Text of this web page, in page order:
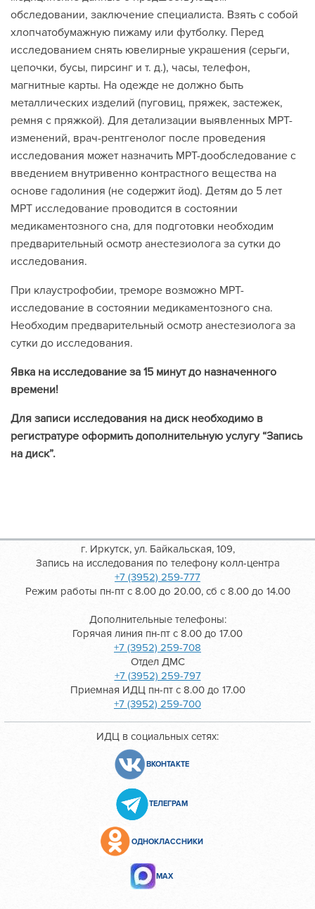
обследовании, заключение специалиста. Взять с собой
хлопчатобумажную пижаму или футболку. Перед
исследованием снять ювелирные украшения (серьги,
цепочки, бусы, пирсинг и т. д.), часы, телефон,
магнитные карты. На одежде не должно быть
металлических изделий (пуговиц, пряжек, застежек,
ремня с пряжкой). Для детализации выявленных МРТ-
изменений, врач-рентгенолог после проведения
исследования может назначить МРТ-дообследование с
введением внутривенно контрастного вещества на
основе гадолиния (не содержит йод). Детям до 5 лет
МРТ исследование проводится в состоянии
медикаментозного сна, для подготовки необходим
предварительный осмотр анестезиолога за сутки до
исследования.
При клаустрофобии, треморе возможно МРТ-
исследование в состоянии медикаментозного сна.
Необходим предварительный осмотр анестезиолога за
сутки до исследования.
Явка на исследование за 15 минут до назначенного
времени!
Для записи исследования на диск необходимо в
регистратуре оформить дополнительную услугу “Запись
на диск”.
г. Иркутск, ул. Байкальская, 109,
Запись на исследования по телефону колл-центра
+7 (3952) 259-777
Режим работы пн-пт с 8.00 до 20.00, сб с 8.00 до 14.00
Дополнительные телефоны:
Горячая линия пн-пт с 8.00 до 17.00
+7 (3952) 259-708
Отдел ДМС
+7 (3952) 259-797
Приемная ИДЦ пн-пт с 8.00 до 17.00
+7 (3952) 259-700
ИДЦ в социальных сетях:
ВКОНТАКТЕ
ТЕЛЕГРАМ
ОДНОКЛАССНИКИ
МАХ